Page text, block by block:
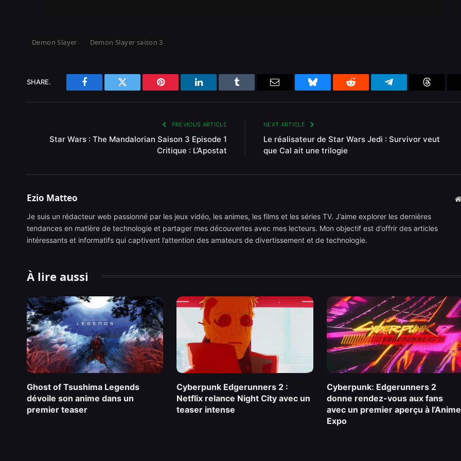
Demon Slayer Demon Slayer saison 3
SHARE.
Facebook Twitter Pinterest LinkedIn Tumblr Email Bluesky Reddit Telegram
PREVIOUS ARTICLE
Star Wars : The Mandalorian Saison 3 Episode 1
Critique : L’Apostat
NEXT ARTICLE
Le réalisateur de Star Wars Jedi : Survivor veut
que Cal ait une trilogie
Ezio Matteo
Je suis un rédacteur web passionné par les jeux vidéo, les animes, les films et les séries TV. J’aime explorer les dernières
tendances en matière de technologie et partager mes découvertes avec mes lecteurs. Mon objectif est d’offrir des articles
intéressants et informatifs qui captivent l’attention des amateurs de divertissement et de technologie.
À lire aussi
Ghost of Tsushima Legends
dévoile son anime dans un
premier teaser
Cyberpunk Edgerunners 2 :
Netflix relance Night City avec un
teaser intense
Cyberpunk: Edgerunners 2
donne rendez-vous aux fans
avec un premier aperçu à l’Anime
Expo